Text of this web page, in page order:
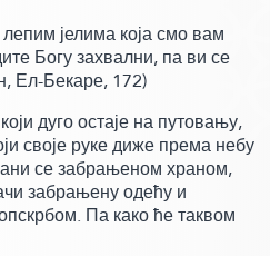
јелима која смо вам
Богу захвални, па ви се
Ел-Бекаре, 172)
дуго остаје на путовању,
своје руке диже према небу
се забрањеном храном,
забрањену одећу и
Па како ће таквом